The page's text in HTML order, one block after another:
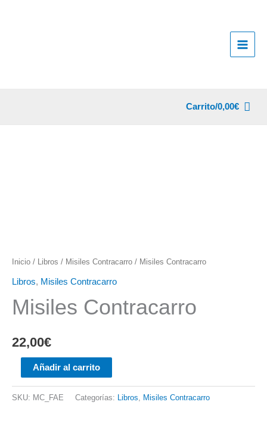
Carrito/0,00€
Inicio / Libros / Misiles Contracarro / Misiles Contracarro
Libros, Misiles Contracarro
Misiles Contracarro
22,00€
Misiles
Contracarro
cantidad
Añadir al carrito
SKU: MC_FAE Categorías: Libros Misiles Contracarro